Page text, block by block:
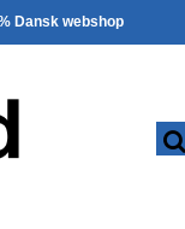
Dansk webshop